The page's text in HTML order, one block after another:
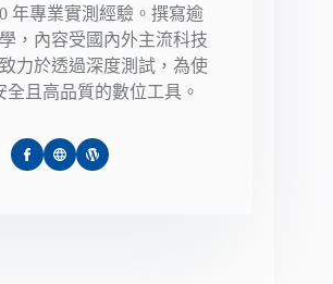
年專業實測經驗。撰寫逾
，內容受國內外主流科技
力於透過深度測試，為使
全且高品質的數位工具。